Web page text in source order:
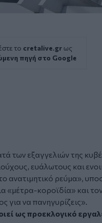
το cretalive.gr ως
πηγή στο Google
των εξαγγελιών της
ευάλωτους και
ανατιμητικό ρεύμα»,
«μέτρα-κοροϊδία» και
για να πανηγυρίζεις».
ως προεκλογικό